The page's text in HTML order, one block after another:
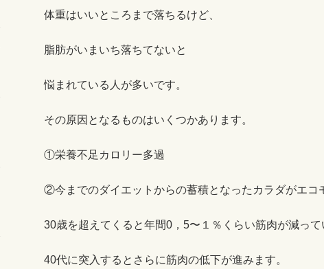
体重はいいところまで落ちるけど、
脂肪がいまいち落ちてないと
悩まれている人が多いです。
その原因となるものはいくつかあります。
①栄養不足カロリー多過
②今までのダイエットからの蓄積となったカラダがエコ
30歳を超えてくると年間0，5〜１％くらい筋肉が減っ
40代に突入するとさらに筋肉の低下が進みます。